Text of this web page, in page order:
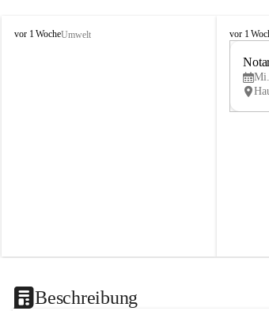
V
vor 1 WocheUmwelt
V
vor 1
Beschreibung